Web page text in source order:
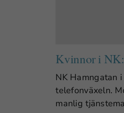
Kvinnor i
NK Hamngatan
telefonväxeln.
manlig